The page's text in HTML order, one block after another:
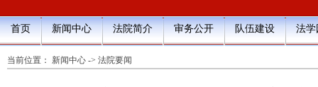
首页 新闻中心 法院简介 审务公开 队伍建设 法学
当前位置： 新闻中心 -> 法院要闻